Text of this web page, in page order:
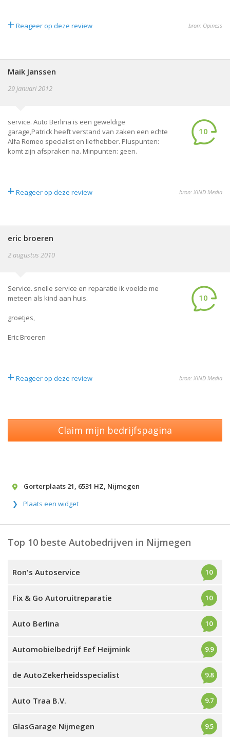
+ Reageer op deze review bron: Opiness
Maik Janssen
29 januari 2012
service. Auto Berlina is een geweldige
garage,Patrick heeft verstand van zaken een echte
Alfa Romeo specialist en liefhebber. Pluspunten:
komt zijn afspraken na. Minpunten: geen.
10
+ Reageer op deze review bron: XIND Media
eric broeren
2 augustus 2010
Service. snelle service en reparatie ik voelde me
meteen als kind aan huis.
groetjes,
Eric Broeren
10
+ Reageer op deze review bron: XIND Media
Claim mijn bedrijfspagina
Gorterplaats 21, 6531 HZ, Nijmegen
Plaats een widget
Top 10 beste Autobedrijven in Nijmegen
Ron's Autoservice 10
Fix & Go Autoruitreparatie 10
Auto Berlina 10
Automobielbedrijf Eef Heijmink 9.9
de AutoZekerheidsspecialist 9.8
Auto Traa B.V. 9.7
GlasGarage Nijmegen 9.5